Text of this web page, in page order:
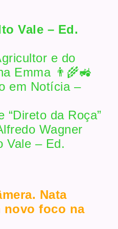
Vale – Ed.
e do
Emma 👨‍🌾🚜
em Notícia –
“Direto da Roça”
Wagner
Vale – Ed.
Nata
novo foco na